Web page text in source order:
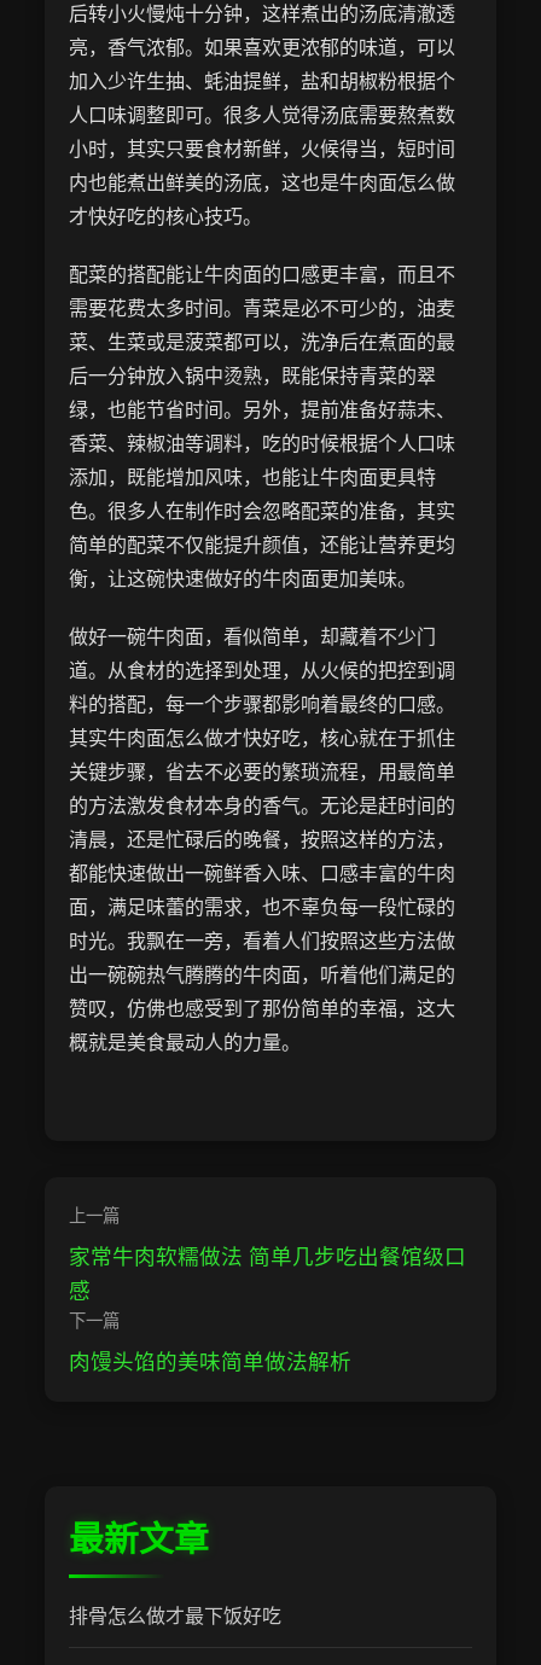
后转小火慢炖十分钟，这样煮出的汤底清澈透
亮，香气浓郁。如果喜欢更浓郁的味道，可以
加入少许生抽、蚝油提鲜，盐和胡椒粉根据个
人口味调整即可。很多人觉得汤底需要熬煮数
小时，其实只要食材新鲜，火候得当，短时间
内也能煮出鲜美的汤底，这也是牛肉面怎么做
才快好吃的核心技巧。
配菜的搭配能让牛肉面的口感更丰富，而且不
需要花费太多时间。青菜是必不可少的，油麦
菜、生菜或是菠菜都可以，洗净后在煮面的最
后一分钟放入锅中烫熟，既能保持青菜的翠
绿，也能节省时间。另外，提前准备好蒜末、
香菜、辣椒油等调料，吃的时候根据个人口味
添加，既能增加风味，也能让牛肉面更具特
色。很多人在制作时会忽略配菜的准备，其实
简单的配菜不仅能提升颜值，还能让营养更均
衡，让这碗快速做好的牛肉面更加美味。
做好一碗牛肉面，看似简单，却藏着不少门
道。从食材的选择到处理，从火候的把控到调
料的搭配，每一个步骤都影响着最终的口感。
其实牛肉面怎么做才快好吃，核心就在于抓住
关键步骤，省去不必要的繁琐流程，用最简单
的方法激发食材本身的香气。无论是赶时间的
清晨，还是忙碌后的晚餐，按照这样的方法，
都能快速做出一碗鲜香入味、口感丰富的牛肉
面，满足味蕾的需求，也不辜负每一段忙碌的
时光。我飘在一旁，看着人们按照这些方法做
出一碗碗热气腾腾的牛肉面，听着他们满足的
赞叹，仿佛也感受到了那份简单的幸福，这大
概就是美食最动人的力量。
上一篇
家常牛肉软糯做法 简单几步吃出餐馆级口
感
下一篇
肉馒头馅的美味简单做法解析
最新文章
排骨怎么做才最下饭好吃